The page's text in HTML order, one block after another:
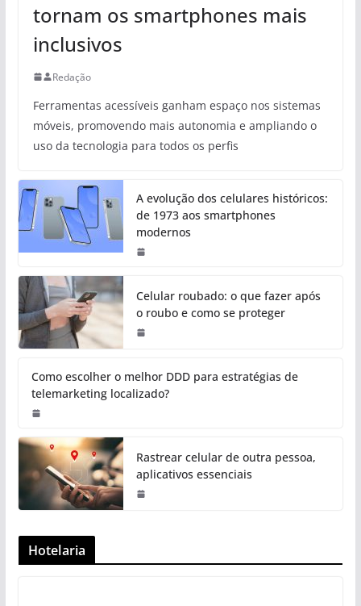
tornam os smartphones mais
inclusivos
Redação
Ferramentas acessíveis ganham espaço nos sistemas
móveis, promovendo mais autonomia e ampliando o
uso da tecnologia para todos os perfis
A evolução dos celulares históricos:
de 1973 aos smartphones
modernos
Celular roubado: o que fazer após
o roubo e como se proteger
Como escolher o melhor DDD para estratégias de
telemarketing localizado?
Rastrear celular de outra pessoa,
aplicativos essenciais
Hotelaria